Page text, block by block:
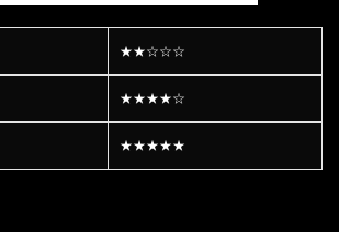
★★☆☆☆
★★★★☆
★★★★★